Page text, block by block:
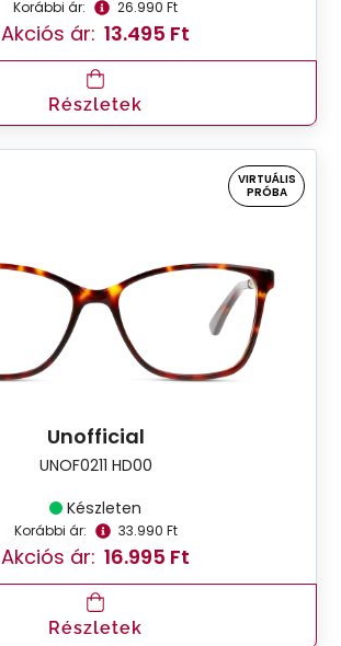
Korábbi ár: 26.990 Ft
Akciós ár: 13.495 Ft
Részletek
VIRTUÁLIS
PRÓBA
Unofficial
UNOF0211 HD00
Készleten
Korábbi ár: 33.990 Ft
Akciós ár: 16.995 Ft
Részletek